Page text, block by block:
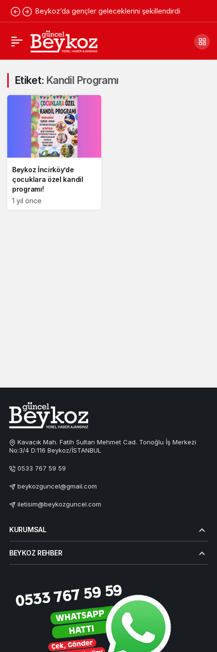
Beykoz’da gençler geleceklerini şekillendirdi
Etiket: Kandil Programı
Beykoz İncirköy’de
çocuklara özel kandil
programı!
1 yıl önce
Kavacık Mah. Fatih Sultan Mehmet Cad. Tonoğlu İş Merkezi
No:3/4 D:116 Beykoz/İSTANBUL
0533 767 59 59
beykozguncel@gmail.com
iletisim@beykozguncel.com
KURUMSAL
BEYKOZ REHBER